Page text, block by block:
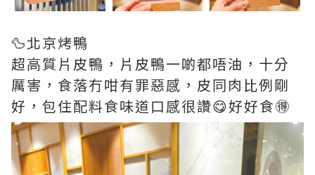
🦆北京烤鴨
超高質片皮鴨，片皮鴨一啲都唔油，十分
厲害，食落冇咁有罪惡感，皮同肉比例剛
好，包住配料食味道口感很讚😋好好食🉐